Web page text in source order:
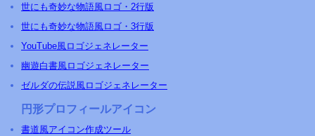
世にも奇妙な物語風ロゴ・2行版
世にも奇妙な物語風ロゴ・3行版
YouTube風ロゴジェネレーター
幽遊白書風ロゴジェネレーター
ゼルダの伝説風ロゴジェネレーター
円形プロフィールアイコン
書道風アイコン作成ツール